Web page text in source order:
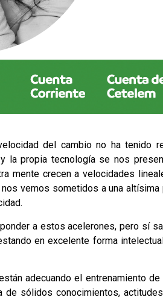
del cambio no ha tenido
la propia tecnología se nos
mente crecen a velocidades
vemos sometidos a una
a estos acelerones, pero sí
en excelente forma
adecuando el entrenamiento
de sólidos conocimientos,